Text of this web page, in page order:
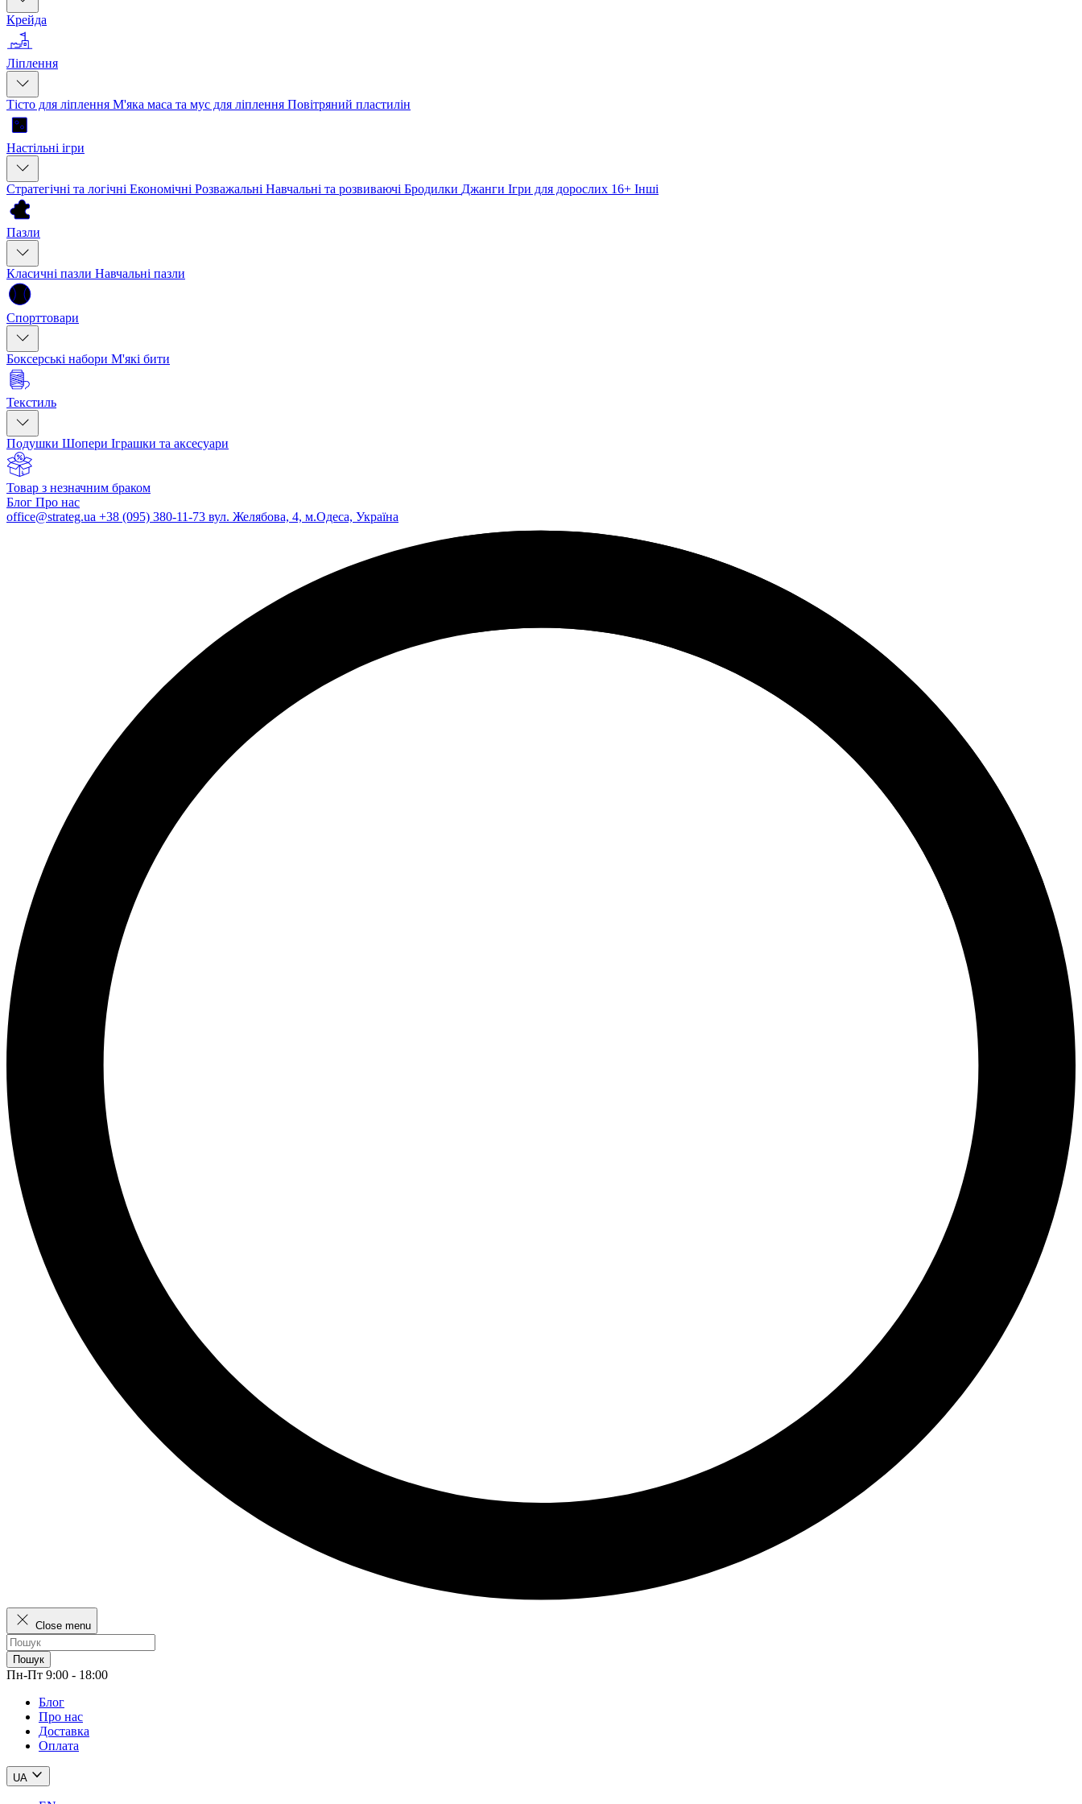
Крейда
Ліплення
Тісто для ліплення М'яка маса та мус для ліплення Повітряний пластилін
Настільні ігри
Стратегічні та логічні Економічні Розважальні Навчальні та розвиваючі Бродилки Джанги Ігри для дорослих 16+ Інші
Пазли
Класичні пазли Навчальні пазли
Спорттовари
Боксерські набори М'які бити
Текстиль
Подушки Шопери Іграшки та аксесуари
Товар з незначним браком
Блог Про нас
office@strateg.ua +38 (095) 380-11-73 вул. Желябова, 4, м.Одеса, Україна
Close menu
Пошук
Пн-Пт 9:00 - 18:00
Блог
Про нас
Доставка
Оплата
UA